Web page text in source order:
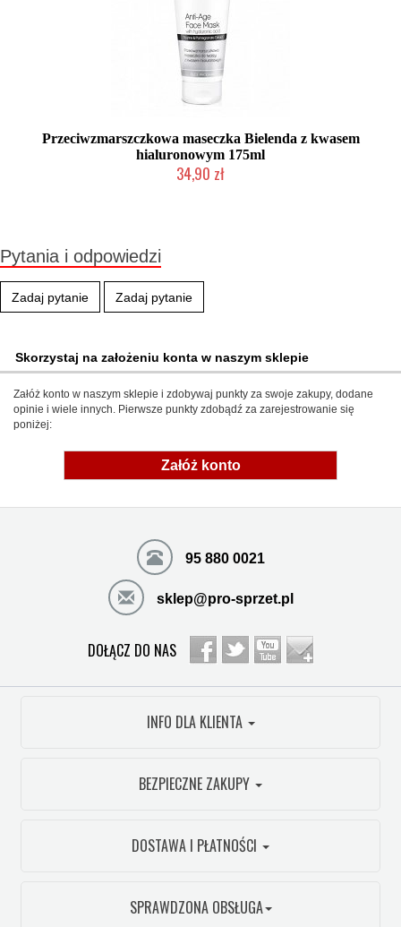
Przeciwzmarszczkowa maseczka Bielenda z kwasem
hialuronowym 175ml
34,90 zł
Pytania i odpowiedzi
Zadaj pytanie Zadaj pytanie
Skorzystaj na założeniu konta w naszym sklepie
Załóż konto w naszym sklepie i zdobywaj punkty za swoje zakupy, dodane
opinie i wiele innych. Pierwsze punkty zdobądź za zarejestrowanie się
poniżej:
Załóż konto
95 880 0021
sklep@pro-sprzet.pl
DOŁĄCZ DO NAS
INFO DLA KLIENTA
BEZPIECZNE ZAKUPY
DOSTAWA I PŁATNOŚCI
SPRAWDZONA OBSŁUGA